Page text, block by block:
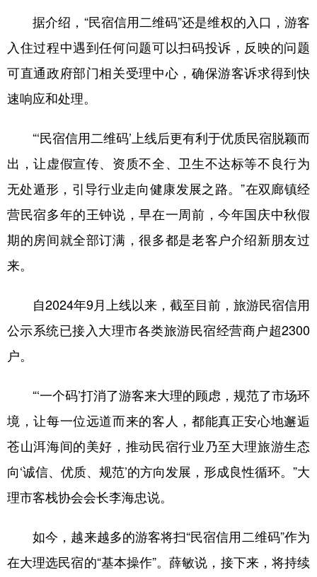
据介绍，“民宿信用二维码”还是维权的入口，游客
入住过程中遇到任何问题可以扫码投诉，反映的问题
可直通政府部门相关受理中心，确保游客诉求得到快
速响应和处理。
“‘民宿信用二维码’上线后更有利于优质民宿脱颖而
出，让虚假宣传、资质不全、卫生不达标等不良行为
无处遁形，引导行业走向健康发展之路。”在双廊镇经
营民宿多年的王钟说，早在一周前，今年国庆中秋假
期的房间就全部订满，很多都是老客户介绍新朋友过
来。
自2024年9月上线以来，截至目前，旅游民宿信用
公示系统已接入大理市各类旅游民宿经营商户超2300
户。
“‘一个码’打消了游客来大理的顾虑，规范了市场环
境，让每一位远道而来的客人，都能真正安心地邂逅
苍山洱海间的美好，推动民宿行业乃至大理旅游生态
向‘诚信、优质、规范’的方向发展，形成良性循环。”大
理市客栈协会会长李海忠说。
如今，越来越多的游客将扫“民宿信用二维码”作为
在大理选民宿的“基本操作”。薛敏说，接下来，将持续